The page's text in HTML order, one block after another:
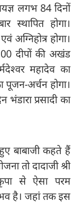
लगभ 84 दिनों
स्थापित होगा।
अग्निहोत्र होगा।
दीपों की अखंड
महादेव का
अर्चन होगा।
प्रसादी का
बाबाजी कहते हैं
तो दादाजी श्री
से ऐसा परम
है। जहां तक इस